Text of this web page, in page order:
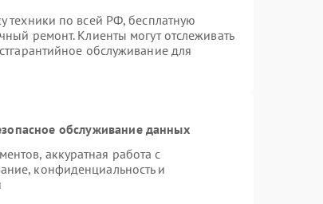
техники по всей РФ, бесплатную
ремонт. Клиенты могут отслеживать
обслуживание для
обслуживание данных
аккуратная работа с
конфиденциальность и